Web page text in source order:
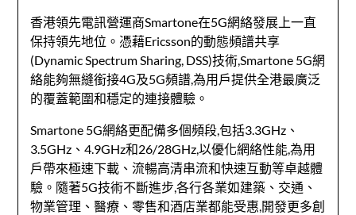
香港領先電訊營運商Smartone在5G網絡發展上一直
保持領先地位。憑藉Ericsson的動態頻譜共享
(Dynamic Spectrum Sharing, DSS)技術,Smartone 5G網
絡能夠無縫銜接4G及5G頻譜,為用戶提供全港最廣泛
的覆蓋範圍和穩定的連接體驗。
Smartone 5G網絡更配備多個頻段,包括3.3GHz、
3.5GHz、4.9GHz和26/28GHz,以優化網絡性能,為用
戶帶來極速下載、流暢高清串流和快速互動等卓越體
驗。隨著5G技術不斷進步,各行各業如建築、交通、
物業管理、醫療、零售和酒店業都能受惠,開發更多創